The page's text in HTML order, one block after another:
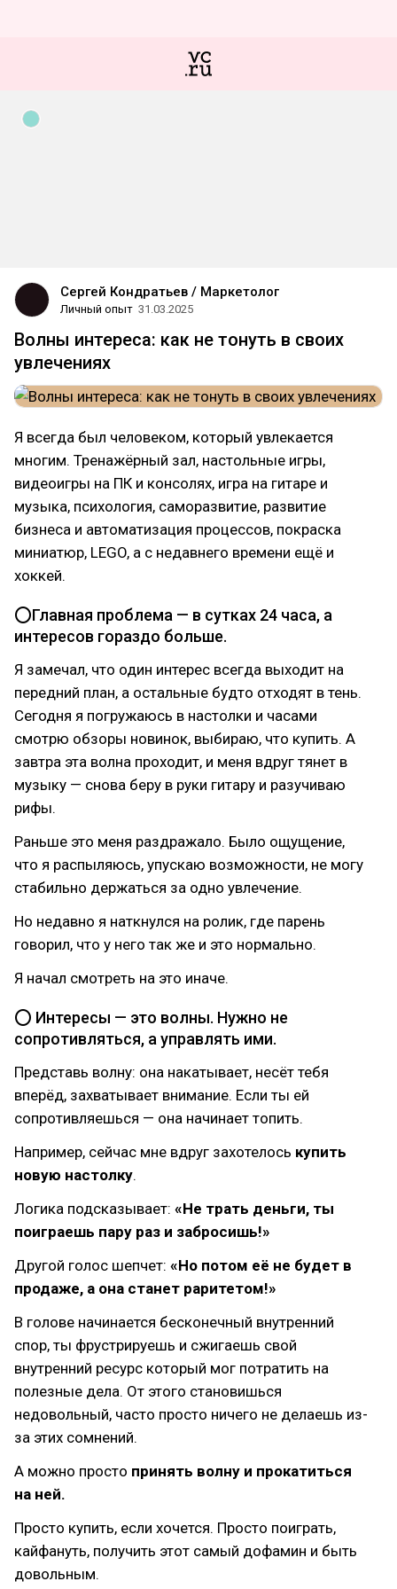
Сергей Кондратьев / Маркетолог
Личный опыт 31.03.2025
Волны интереса: как не тонуть в своих
увлечениях
Я всегда был человеком, который увлекается
многим. Тренажёрный зал, настольные игры,
видеоигры на ПК и консолях, игра на гитаре и
музыка, психология, саморазвитие, развитие
бизнеса и автоматизация процессов, покраска
миниатюр, LEGO, а с недавнего времени ещё и
хоккей.
⭕Главная проблема — в сутках 24 часа, а
интересов гораздо больше.
Я замечал, что один интерес всегда выходит на
передний план, а остальные будто отходят в тень.
Сегодня я погружаюсь в настолки и часами
смотрю обзоры новинок, выбираю, что купить. А
завтра эта волна проходит, и меня вдруг тянет в
музыку — снова беру в руки гитару и разучиваю
рифы.
Раньше это меня раздражало. Было ощущение,
что я распыляюсь, упускаю возможности, не могу
стабильно держаться за одно увлечение.
Но недавно я наткнулся на ролик, где парень
говорил, что у него так же и это нормально.
Я начал смотреть на это иначе.
⭕ Интересы — это волны. Нужно не
сопротивляться, а управлять ими.
Представь волну: она накатывает, несёт тебя
вперёд, захватывает внимание. Если ты ей
сопротивляешься — она начинает топить.
Например, сейчас мне вдруг захотелось купить
новую настолку.
Логика подсказывает: «Не трать деньги, ты
поиграешь пару раз и забросишь!»
Другой голос шепчет: «Но потом её не будет в
продаже, а она станет раритетом!»
В голове начинается бесконечный внутренний
спор, ты фрустрируешь и сжигаешь свой
внутренний ресурс который мог потратить на
полезные дела. От этого становишься
недовольный, часто просто ничего не делаешь из-
за этих сомнений.
А можно просто принять волну и прокатиться
на ней.
Просто купить, если хочется. Просто поиграть,
кайфануть, получить этот самый дофамин и быть
довольным.